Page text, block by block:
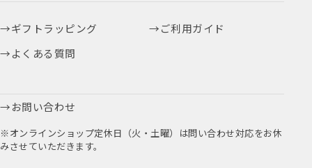
ギフトラッピング
ご利用ガイド
よくある質問
お問い合わせ
※オンラインショップ定休日（火・土曜）は問い合わせ対応をお休
みさせていただきます。